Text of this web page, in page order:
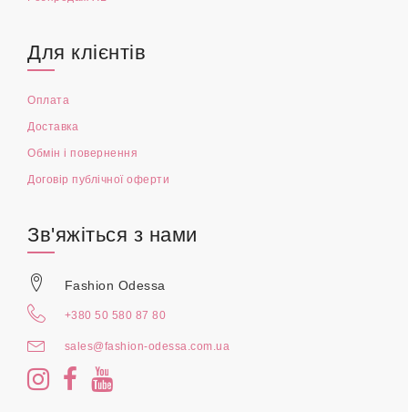
Для клієнтів
Оплата
Доставка
Обмін і повернення
Договір публічної оферти
Зв'яжіться з нами
Fashion Odessa
+380 50 580 87 80
sales@fashion-odessa.com.ua